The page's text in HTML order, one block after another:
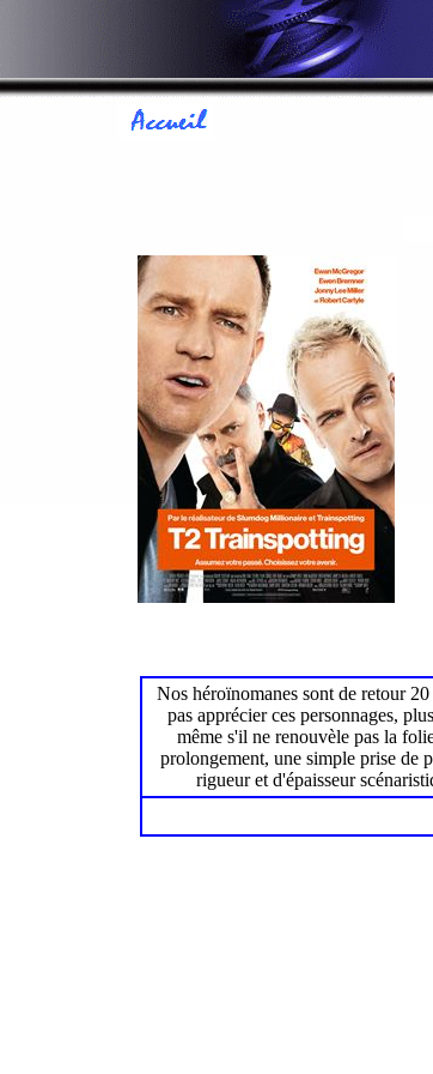
Nos héroïnomanes sont de retour
pas apprécier ces personnages,
même s'il ne renouvèle pas la
prolongement, une simple prise de
rigueur et d'épaisseur